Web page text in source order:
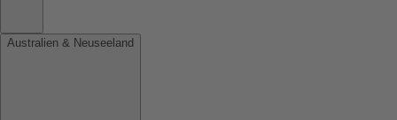
Australien & Neuseeland